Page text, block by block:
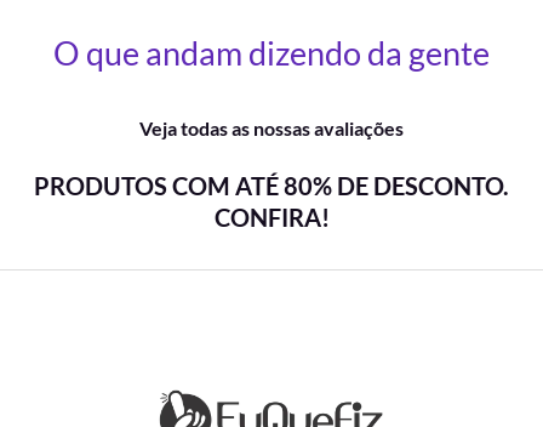
O que andam dizendo da gente
Veja todas as nossas avaliações
PRODUTOS COM ATÉ 80% DE DESCONTO.
CONFIRA!